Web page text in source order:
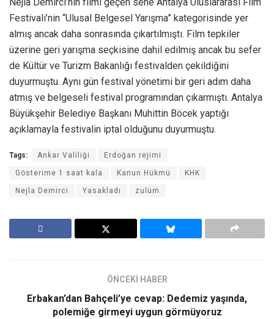
Festivali’nin “Ulusal Belgesel Yarışma” kategorisinde yer
almış ancak daha sonrasında çıkartılmıştı. Film tepkiler
üzerine geri yarışma seçkisine dahil edilmiş ancak bu sefer
de Kültür ve Turizm Bakanlığı festivalden çekildiğini
duyurmuştu. Aynı gün festival yönetimi bir geri adım daha
atmış ve belgeseli festival programından çıkarmıştı. Antalya
Büyükşehir Belediye Başkanı Muhittin Böcek yaptığı
açıklamayla festivalin iptal olduğunu duyurmuştu.
Tags: Ankar Valiliği Erdoğan rejimi
Gösterime 1 saat kala Kanun Hükmü KHK
Nejla Demirci Yasakladı zulüm
ÖNCEKİ HABER
Erbakan’dan Bahçeli’ye cevap: Dedemiz yaşında,
polemiğe girmeyi uygun görmüyoruz